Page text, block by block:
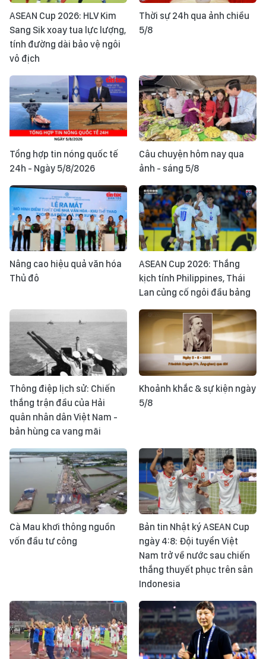
ASEAN Cup 2026: HLV Kim
Sang Sik xoay tua lực lượng,
tính đường dài bảo vệ ngôi
vô địch
Thời sự 24h qua ảnh chiều
5/8
Tổng hợp tin nóng quốc tế
24h - Ngày 5/8/2026
Câu chuyện hôm nay qua
ảnh - sáng 5/8
Nâng cao hiệu quả văn hóa
Thủ đô
ASEAN Cup 2026: Thắng
kịch tính Philippines, Thái
Lan củng cố ngôi đầu bảng
Thông điệp lịch sử: Chiến
thắng trận đầu của Hải
quân nhân dân Việt Nam -
bản hùng ca vang mãi
Khoảnh khắc & sự kiện ngày
5/8
Cà Mau khơi thông nguồn
vốn đầu tư công
Bản tin Nhật ký ASEAN Cup
ngày 4:8: Đội tuyển Việt
Nam trở về nước sau chiến
thắng thuyết phục trên sân
Indonesia